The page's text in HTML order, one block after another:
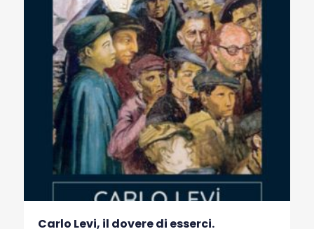
Carlo Levi, il dovere di esserci.